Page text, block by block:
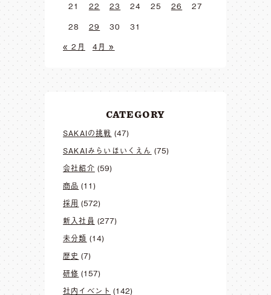
21
22 23 24 25 26
27
28
29 30
31
« 2月
4月 »
CATEGORY
SAKAIの挑戦 (47)
SAKAIみらいほいくえん (75)
会社紹介 (59)
商品 (11)
採用 (572)
新入社員 (277)
未分類 (14)
歴史 (7)
研修 (157)
社内イベント (142)